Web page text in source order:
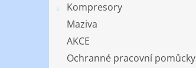
Kompresory
Maziva
AKCE
Ochranné pracovní pomůcky